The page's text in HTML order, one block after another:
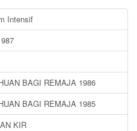
Intensif
BAGI REMAJA 1986
BAGI REMAJA 1985
KIR